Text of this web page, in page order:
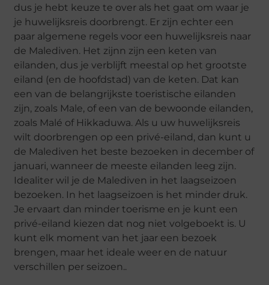
dus je hebt keuze te over als het gaat om waar je
je huwelijksreis doorbrengt. Er zijn echter een
paar algemene regels voor een huwelijksreis naar
de Malediven. Het zijnn zijn een keten van
eilanden, dus je verblijft meestal op het grootste
eiland (en de hoofdstad) van de keten. Dat kan
een van de belangrijkste toeristische eilanden
zijn, zoals Male, of een van de bewoonde eilanden,
zoals Malé of Hikkaduwa. Als u uw huwelijksreis
wilt doorbrengen op een privé-eiland, dan kunt u
de Malediven het beste bezoeken in december of
januari, wanneer de meeste eilanden leeg zijn.
Idealiter wil je de Malediven in het laagseizoen
bezoeken. In het laagseizoen is het minder druk.
Je ervaart dan minder toerisme en je kunt een
privé-eiland kiezen dat nog niet volgeboekt is. U
kunt elk moment van het jaar een bezoek
brengen, maar het ideale weer en de natuur
verschillen per seizoen..